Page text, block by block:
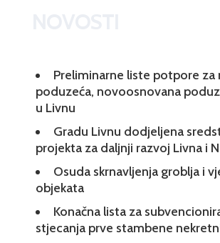
Preliminarne liste potpore za
poduzeća, novoosnovana
u Livnu
Gradu Livnu dodjeljena
projekta za daljnji razvoj Livna i
Osuda skrnavljenja groblja i
objekata
Konačna lista za
stjecanja prve stambene